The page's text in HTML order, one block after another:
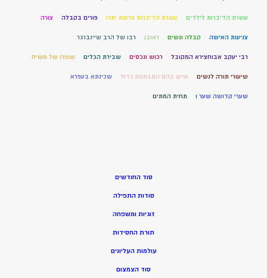
עשרת הדיברות לילדים עשרת הדיברות פרשת יתרו פורים בקבלה צורה
צניעות האישה קבלה ונשים ראובן רבו של הרב שיינברגר
רבי יעקב אבוחצירא המקובל רכוש ונכסים שבירת הכלים שופרו של משיח
שיעורי תורה לנשים שיש בהם התבוננות גדול שכינתא בעפרא
שערי קדושה שער ו תחית המתים
סוד החודשים
סודות התפילה
זוגיות ומשפחה
תורת החסידות
עולמות העליונים
סוד הצמצום